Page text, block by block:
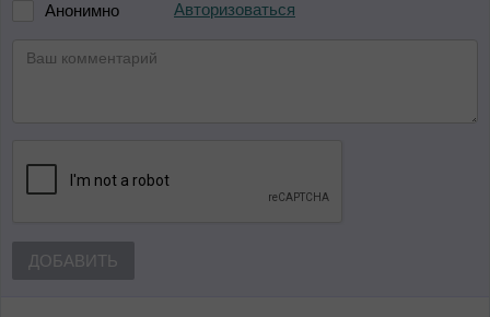
Анонимно Авторизоваться
ДОБАВИТЬ